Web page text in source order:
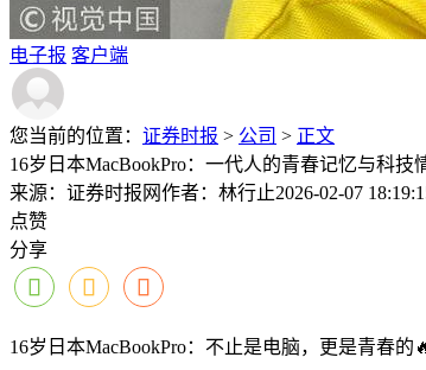
电子报 客户端
您当前的位置： 证券时报 > 公司 > 正文
16岁日本MacBookPro：一代人的青春记忆与科技
来源：证券时报网作者：林行止2026-02-07
点赞
分享
16岁日本MacBookPro：不止是电脑，更是青春的